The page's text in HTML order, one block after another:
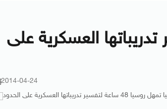
ساعة لتفسير تدريباتها العسكرية على
2014-04-24